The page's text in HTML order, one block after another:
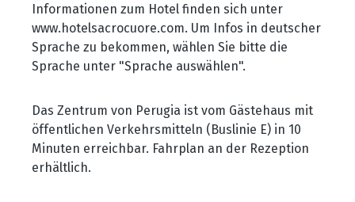
Informationen zum Hotel finden sich unter
www.hotelsacrocuore.com. Um Infos in deutscher
Sprache zu bekommen, wählen Sie bitte die
Sprache unter "Sprache auswählen".
Das Zentrum von Perugia ist vom Gästehaus mit
öffentlichen Verkehrsmitteln (Buslinie E) in 10
Minuten erreichbar. Fahrplan an der Rezeption
erhältlich.